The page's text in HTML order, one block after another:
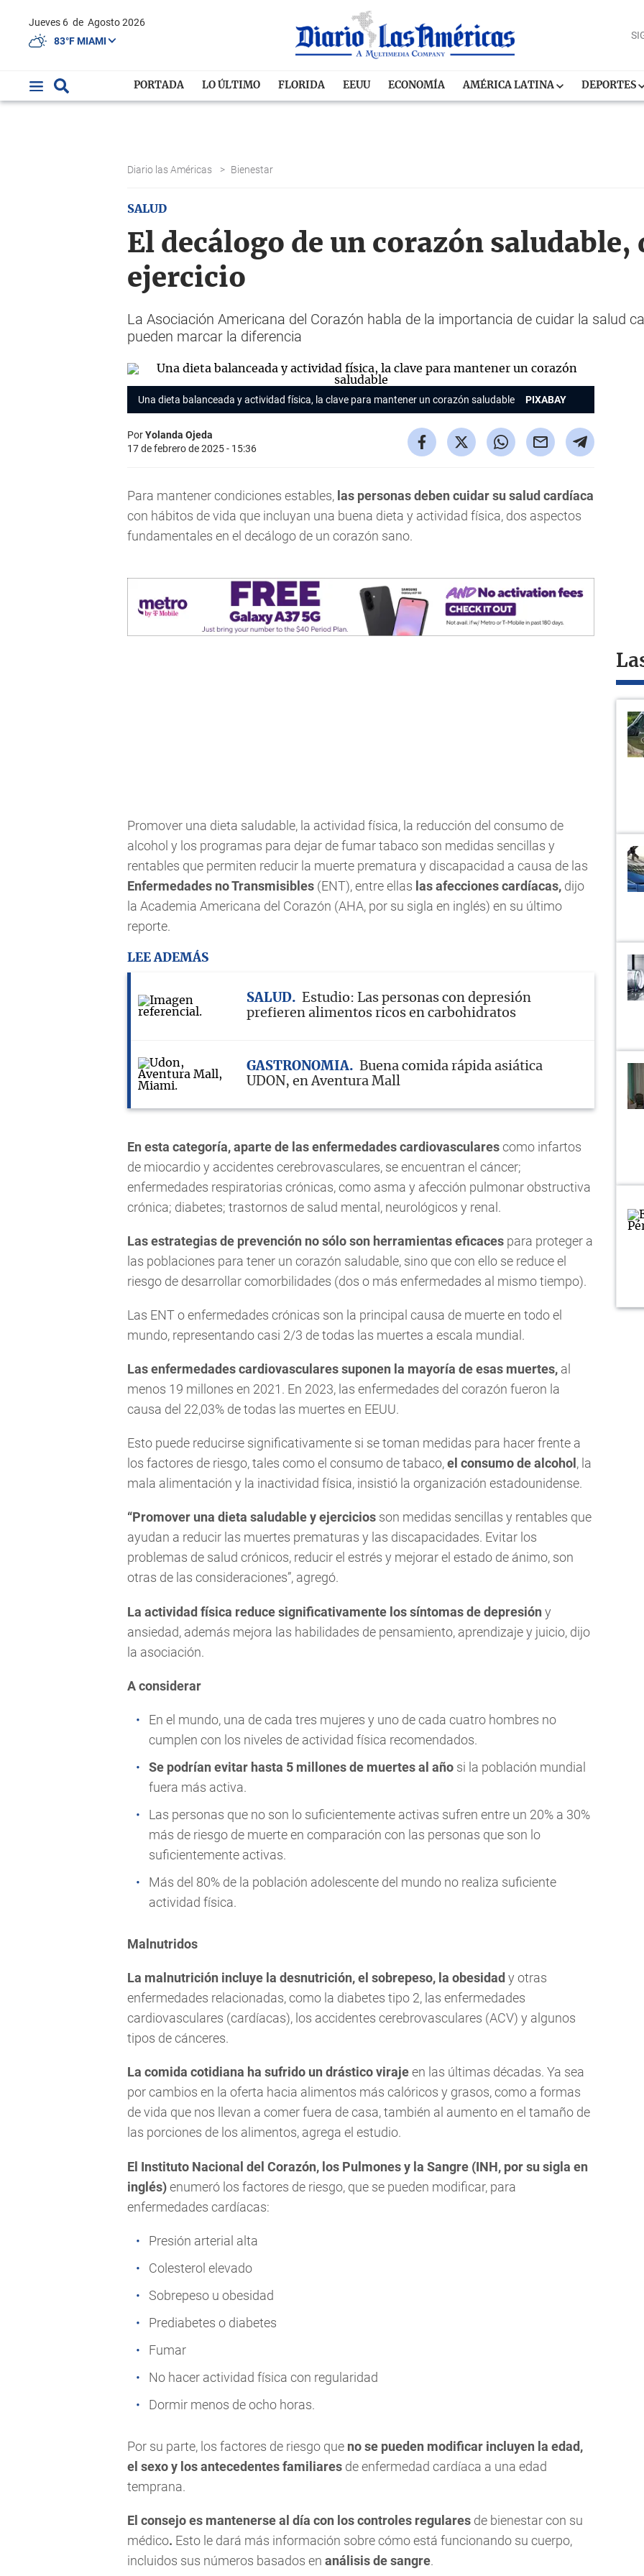
Jueves 6 de Agosto 2026
83°F MIAMI
PORTADA LO ÚLTIMO FLORIDA EEUU ECONOMÍA AMÉRICA LATINA DEPORTES
Diario las Américas > Bienestar
SALUD
El decálogo de un corazón saludable,
ejercicio
La Asociación Americana del Corazón habla de la importancia de cuidar la salud
pueden marcar la diferencia
Una dieta balanceada y actividad física, la clave para mantener un corazón saludable PIXABAY
PorYolanda Ojeda
17 de febrero de 2025 - 15:36
Para mantener condiciones estables, las personas deben cuidar su salud cardíaca
con hábitos de vida que incluyan una buena dieta y actividad física, dos aspectos
fundamentales en el decálogo de un corazón sano.
Promover una dieta saludable, la actividad física, la reducción del consumo de
alcohol y los programas para dejar de fumar tabaco son medidas sencillas y
rentables que permiten reducir la muerte prematura y discapacidad a causa de las
Enfermedades no Transmisibles (ENT), entre ellas las afecciones cardíacas, dijo
la Academia Americana del Corazón (AHA, por su sigla en inglés) en su último
reporte.
LEE ADEMÁS
SALUD
Estudio: Las personas con depresión
prefieren alimentos ricos en carbohidratos
GASTRONOMIA
Buena comida rápida asiática
UDON, en Aventura Mall
En esta categoría, aparte de las enfermedades cardiovascularescomo infartos
de miocardio y accidentes cerebrovasculares, se encuentran el cáncer;
enfermedades respiratorias crónicas, como asma y afección pulmonar obstructiva
crónica; diabetes; trastornos de salud mental, neurológicos y renal.
Las estrategias de prevención no sólo son herramientas eficaces para proteger a
las poblaciones para tener un corazón saludable, sino que con ello se reduce el
riesgo de desarrollar comorbilidades (dos o más enfermedades al mismo tiempo).
Las ENT o enfermedades crónicas son la principal causa de muerte en todo el
mundo, representando casi 2/3 de todas las muertes a escala mundial.
Las enfermedades cardiovasculares suponen la mayoría de esas muertes, al
menos 19 millones en 2021. En 2023, las enfermedades del corazón fueron la
causa del 22,03% de todas las muertes en EEUU.
Esto puede reducirse significativamente si se toman medidas para hacer frente a
los factores de riesgo, tales como el consumo de tabaco,el consumo de alcohol , la
mala alimentación y la inactividad física, insistió la organización estadounidense.
“Promover una dieta saludable y ejercicios son medidas sencillas y rentables que
ayudan a reducir las muertes prematuras y las discapacidades. Evitar los
problemas de salud crónicos, reducir el estrés y mejorar el estado de ánimo, son
otras de las consideraciones”, agregó.
La actividad física reduce significativamente los síntomas de depresión y
ansiedad, además mejora las habilidades de pensamiento, aprendizaje y juicio, dijo
la asociación.
A considerar
En el mundo, una de cada tres mujeres y uno de cada cuatro hombres no
cumplen con los niveles de actividad física recomendados.
Se podrían evitar hasta 5 millones de muertes al año si la población mundial
fuera más activa.
Las personas que no son lo suficientemente activas sufren entre un 20% a 30%
más de riesgo de muerte en comparación con las personas que son lo
suficientemente activas.
Más del 80% de la población adolescente del mundo no realiza suficiente
actividad física.
Malnutridos
La malnutrición incluye la desnutrición, el sobrepeso, la obesidad y otras
enfermedades relacionadas, como la diabetes tipo 2, las enfermedades
cardiovasculares (cardíacas), los accidentes cerebrovasculares (ACV) y algunos
tipos de cánceres.
La comida cotidiana ha sufrido un drástico virajeen las últimas décadas. Ya sea
por cambios en la oferta hacia alimentos más calóricos y grasos, como a formas
de vida que nos llevan a comer fuera de casa, también al aumento en el tamaño de
las porciones de los alimentos, agrega el estudio.
El Instituto Nacional del Corazón, los Pulmones y la Sangre (INH, por su sigla en
inglés)enumeró los factores de riesgo, que se pueden modificar, para
enfermedades cardíacas:
Presión arterial alta
Colesterol elevado
Sobrepeso u obesidad
Prediabetes o diabetes
Fumar
No hacer actividad física con regularidad
Dormir menos de ocho horas.
Por su parte, los factores de riesgo que no se pueden modificar incluyen la edad,
el sexo y los antecedentes familiares de enfermedad cardíaca a una edad
temprana.
El consejo es mantenerse al día con los controles regulares de bienestar con su
médico. Esto le dará más información sobre cómo está funcionando su cuerpo,
incluidos sus números basados en análisis de sangre.